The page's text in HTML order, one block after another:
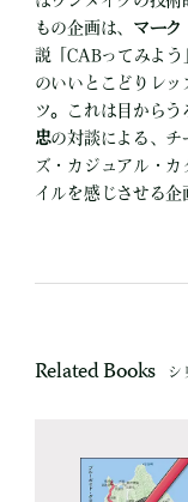
もの企画は、 マーク
説「CABってみよう
のいいとこどりレッ
ツ。これは目からう
忠の対談による、
ズ・カジュアル・
イルを感じさせる企
Related Books シ